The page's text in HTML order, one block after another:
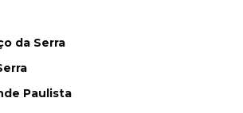
da Serra
Paulista